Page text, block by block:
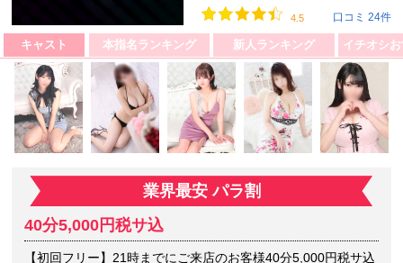
4.5 口コミ 24件
キャスト 本指名ランキング 新人ランキング
業界最安 パラ割
40分5,000円税サ込
【初回フリー】21時までにご来店のお客様40分5,000円税サ込